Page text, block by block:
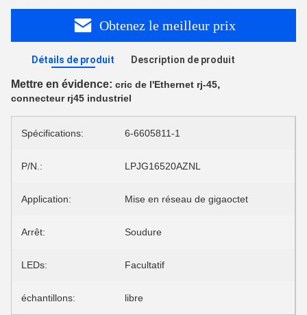
Obtenez le meilleur prix
Détails de produit Description de produit
Mettre en évidence: cric de l'Ethernet rj-45,
connecteur rj45 industriel
Spécifications: 6-6605811-1
P/N.: LPJG16520AZNL
Application: Mise en réseau de gigaoctet
Arrêt: Soudure
LEDs: Facultatif
échantillons: libre